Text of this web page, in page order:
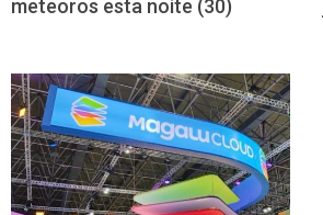
meteoros esta noite (30)